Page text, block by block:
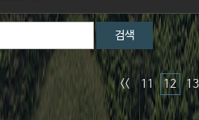
검색
<< 11 12 13